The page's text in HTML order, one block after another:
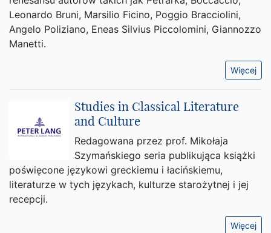
Leonardo Bruni, Marsilio Ficino, Poggio Bracciolini,
Angelo Poliziano, Eneas Silvius Piccolomini, Giannozzo
Manetti.
Więcej
Studies in Classical Literature
and Culture
Redagowana przez prof. Mikołaja
Szymańskiego seria publikująca książki
poświęcone językowi greckiemu i łacińskiemu,
literaturze w tych językach, kulturze starożytnej i jej
recepcji.
Więcej